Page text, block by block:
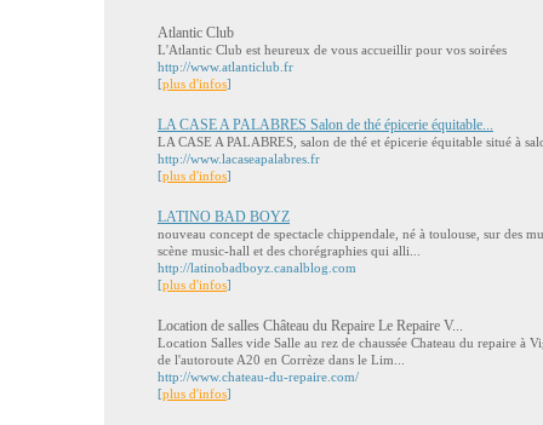
Atlantic Club
L'Atlantic Club est heureux de vous accueillir pour vos soirées
http://www.atlanticlub.fr
[plus d'infos]
LA CASE A PALABRES Salon de thé épicerie équitable...
LA CASE A PALABRES, salon de thé et épicerie équitable situé à
http://www.lacaseapalabres.fr
[plus d'infos]
LATINO BAD BOYZ
nouveau concept de spectacle chippendale, né à toulouse, sur des
scène music-hall et des chorégraphies qui alli...
http://latinobadboyz.canalblog.com
[plus d'infos]
Location de salles Château du Repaire Le Repaire V...
Location Salles vide Salle au rez de chaussée Chateau du repaire à
de l'autoroute A20 en Corrèze dans le Lim...
http://www.chateau-du-repaire.com/
[plus d'infos]